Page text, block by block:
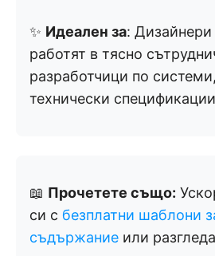
✨ Идеален за: Дизайнери
работят в тясно
разработчици по
технически
📖 Прочетете също:
си с безплатни шаблони
съдържание или